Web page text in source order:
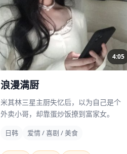
4:05
浪漫满厨
米其林三星主厨失忆后，以为自己是个
外卖小哥，却靠蛋炒饭撩到富家女。
日韩 爱情 / 喜剧 / 美食